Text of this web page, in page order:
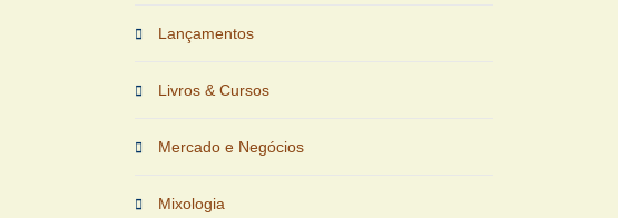
Lançamentos
Livros & Cursos
Mercado e Negócios
Mixologia